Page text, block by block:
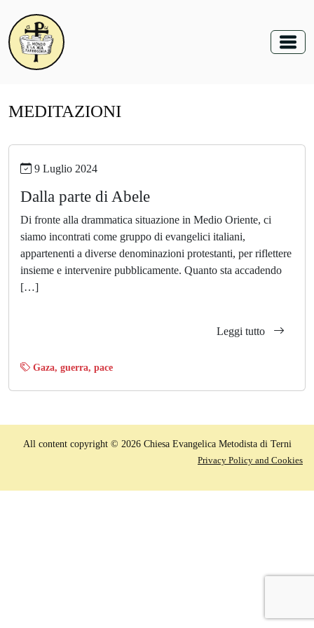
MEDITAZIONI
9 Luglio 2024
Dalla parte di Abele
Di fronte alla drammatica situazione in Medio Oriente, ci
siamo incontrati come gruppo di evangelici italiani,
appartenenti a diverse denominazioni protestanti, per riflettere
insieme e intervenire pubblicamente. Quanto sta accadendo
[…]
Leggi tutto
Gaza, guerra, pace
All content copyright © 2026 Chiesa Evangelica Metodista di Terni
Privacy Policy and Cookies